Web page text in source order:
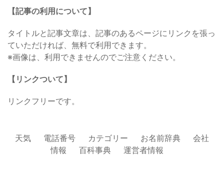
【記事の利用について】
タイトルと記事文章は、記事のあるページにリンクを張っ
ていただければ、無料で利用できます。
※画像は、利用できませんのでご注意ください。
【リンクついて】
リンクフリーです。
天気 電話番号 カテゴリー お名前辞典
会社
情報
百科事典 運営者情報